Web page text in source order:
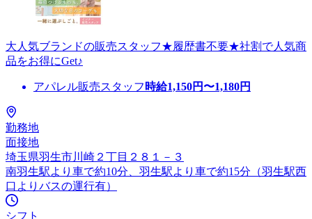
大人気ブランドの販売スタッフ★履歴書不要★社割で人気商
品をお得にGet♪
アパレル販売スタッフ 時給1,150円〜1,180円
勤務地
面接地
埼玉県羽生市川崎２丁目２８１－３
南羽生駅より車で約10分、羽生駅より車で約15分（羽生駅西
口よりバスの運行有）
シフト